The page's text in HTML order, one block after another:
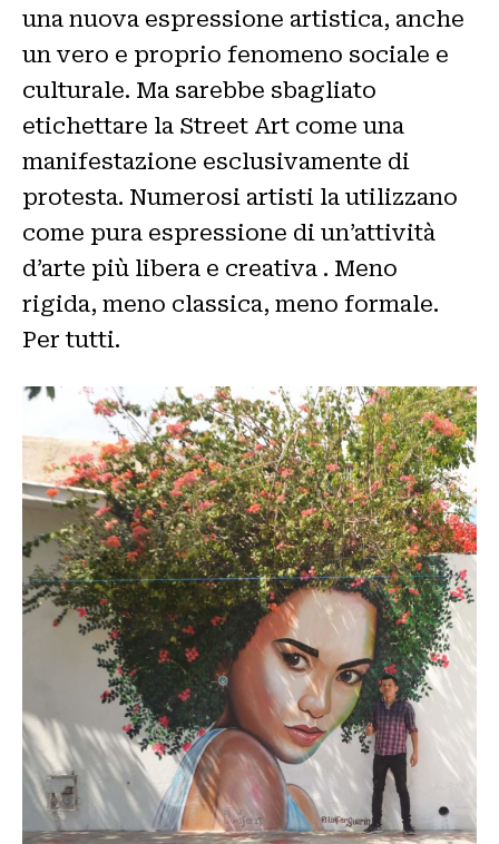
una nuova espressione artistica, anche
un vero e proprio fenomeno sociale e
culturale. Ma sarebbe sbagliato
etichettare la Street Art come una
manifestazione esclusivamente di
protesta. Numerosi artisti la utilizzano
come pura espressione di un’attività
d’arte più libera e creativa . Meno
rigida, meno classica, meno formale.
Per tutti.